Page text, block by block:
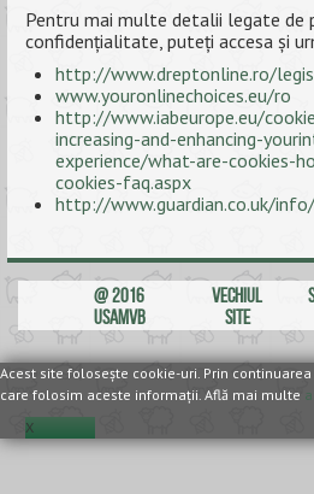
Pentru mai multe detalii legate de
confidențialitate, puteți accesa și
http://www.dreptonline.ro/
www.youronlinechoices.eu/ro
http://www.iabeurope.eu/
increasing-and-enhancing-
experience/what-are-cookies-
cookies-faq.aspx
http://www.guardian.co.uk/
@ 2016
USAMVB
VECHIUL
SITE
Acest site foloseşte cookie-uri. Prin
care folosim aceste informaţii. Află mai multe
X